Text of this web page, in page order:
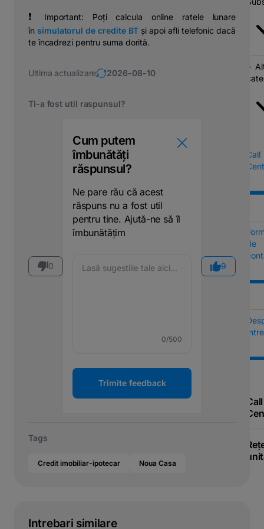
Call
de
Call
❗
⠀Important: Poți calcula online ratele lunare
în simulatorul de credite BTși apoi afli telefonic dacă
te încadrezi pentru suma dorită.
Ultima actualizare 2026-08-10
Ti-a fost util raspunsul?
0
Cum putem
îmbunătăți
răspunsul?
Ne pare rău că acest
răspuns nu a fost util
pentru tine. Ajută-ne să îl
îmbunătățim
0/500
Trimite feedback
9
Tags
Credit imobiliar-ipotecar Noua Casa
Intrebari similare